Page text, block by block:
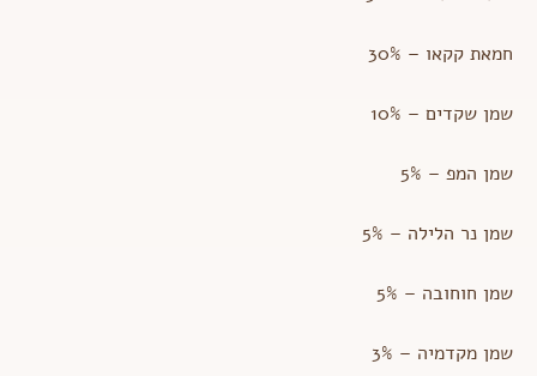
חמאת קקאו – 30%
שמן שקדים – 10%
שמן המפ – 5%
שמן נר הלילה – 5%
שמן חוחובה – 5%
שמן מקדמיה – 3%